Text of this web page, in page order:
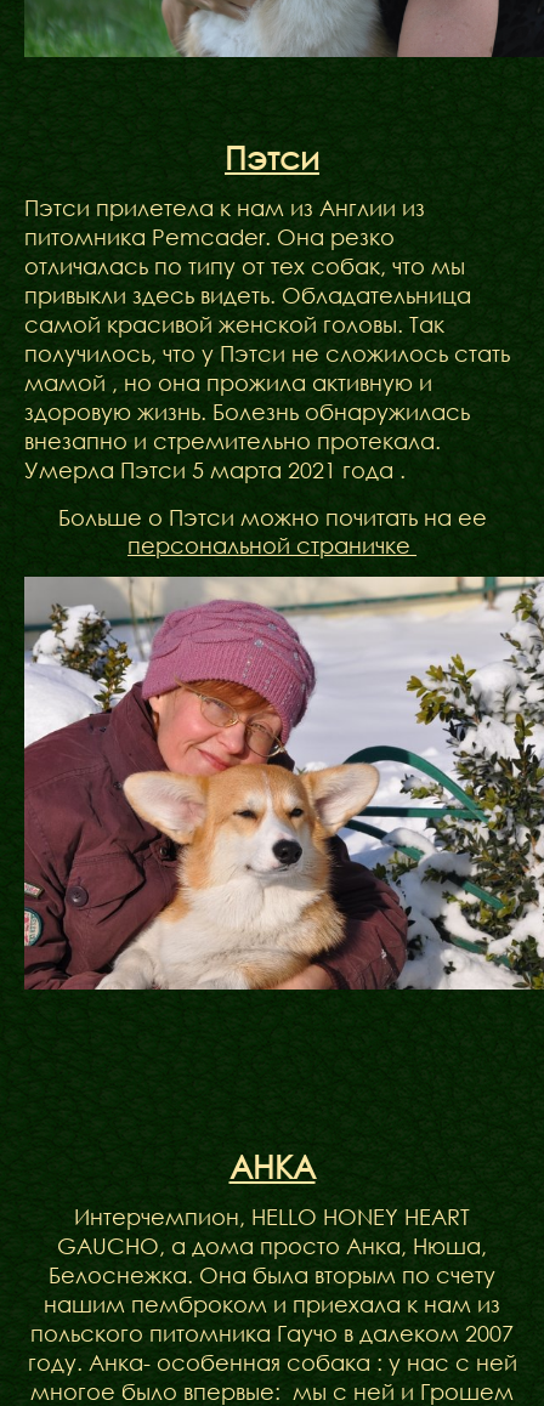
Пэтси
Пэтси прилетела к нам из Англии из
питомника Pemcader. Она резко
отличалась по типу от тех собак, что мы
привыкли здесь видеть. Обладательница
самой красивой женской головы. Так
получилось, что у Пэтси не сложилось стать
мамой , но она прожила активную и
здоровую жизнь. Болезнь обнаружилась
внезапно и стремительно протекала.
Умерла Пэтси 5 марта 2021 года .
Больше о Пэтси можно почитать на ее
персональной страничке
АНКА
Интерчемпион, HELLO HONEY HEART
GAUCHO, а дома просто Анка, Нюша,
Белоснежка. Она была вторым по счету
нашим пемброком и приехала к нам из
польского питомника Гаучо в далеком 2007
году. Анка- особенная собака : у нас с ней
многое было впервые: мы с ней и Грошем